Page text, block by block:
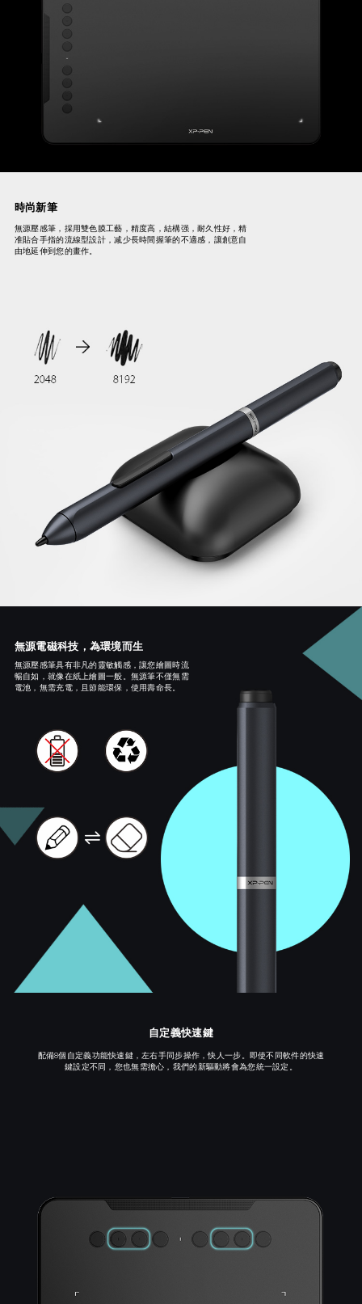
時尚新筆
無源壓感筆，採用雙色膜工藝，精度高，結構强，耐久性好，精
准貼合手指的流線型設計，减少長時間握筆的不適感，讓創意自
由地延伸到您的畫作。
無源電磁科技，為環境而生
無源壓感筆具有非凡的靈敏觸感，讓您繪圖時流
暢自如，就像在紙上繪圖一般。無源筆不僅無需
電池，無需充電，且節能環保，使用壽命長。
自定義快速鍵
配備8個自定義功能快速鍵，左右手同步操作，快人一步。即使不同軟件的快速
鍵設定不同，您也無需擔心，我們的新驅動將會為您統一設定。